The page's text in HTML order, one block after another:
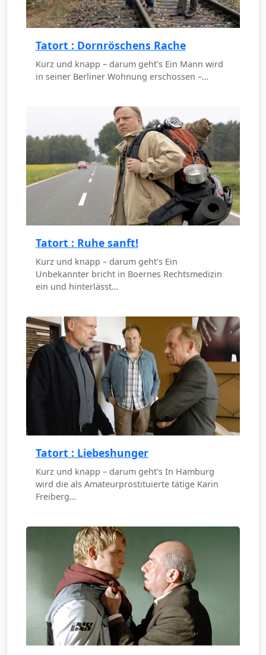
Tatort : Dornröschens Rache
Kurz und knapp – darum geht's Ein Mann wird
in seiner Berliner Wohnung erschossen –…
Tatort : Ruhe sanft!
Kurz und knapp – darum geht's Ein
Unbekannter bricht in Boernes Rechtsmedizin
ein und hinterlässt…
Tatort : Liebeshunger
Kurz und knapp – darum geht's In Hamburg
wird die als Amateurprostituierte tätige Karin
Freiberg…